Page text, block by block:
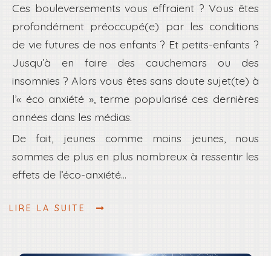
Ces bouleversements vous effraient ? Vous êtes
profondément préoccupé(e) par les conditions
de vie futures de nos enfants ? Et petits-enfants ?
Jusqu’à en faire des cauchemars ou des
insomnies ? Alors vous êtes sans doute sujet(te) à
l’« éco anxiété », terme popularisé ces dernières
années dans les médias.
De fait, jeunes comme moins jeunes, nous
sommes de plus en plus nombreux à ressentir les
effets de l’éco-anxiété...
LIRE LA SUITE